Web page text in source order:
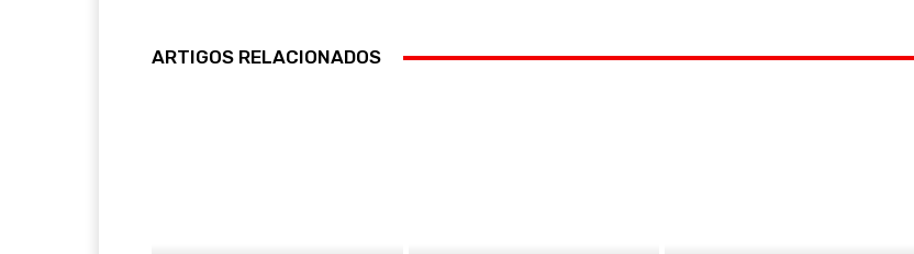
ARTIGOS RELACIONADOS